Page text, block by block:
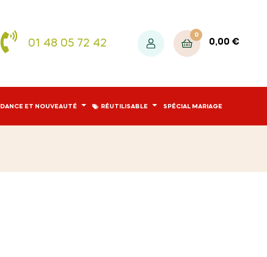
01 48 05 72 42
0
0,00 €
ET NOUVEAUTÉ RÉUTILISABLE SPÉCIAL MARIAGE